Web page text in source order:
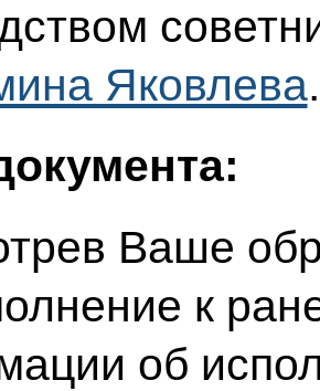
Яковлева.
Ваше
к
об